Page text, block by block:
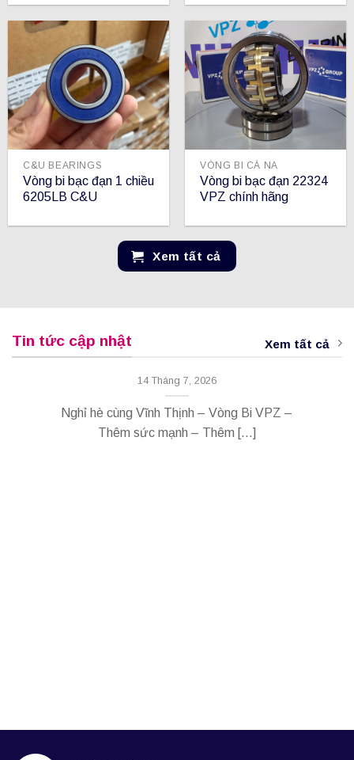
C&U BEARINGS
Vòng bi bạc đạn 1 chiều
6205LB C&U
VÒNG BI CÀ NA
Vòng bi bạc đạn 22324
VPZ chính hãng
Xem tất cả
Tin tức cập nhật Xem tất cả
NGHỈ HÈ CÙNG CÔNG TY VĨNH THỊNH –
14 Tháng 7, 2026
Nghỉ hè cùng Vĩnh Thịnh – Vòng Bi VPZ –
Thêm sức mạnh – Thêm [...]